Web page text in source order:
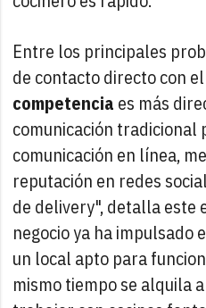
Entre los principales
de contacto directo con
competencia es más
comunicación tradicional
comunicación en línea,
reputación en redes
de delivery", detalla este
negocio ya ha impulsado
un local apto para
mismo tiempo se alquila